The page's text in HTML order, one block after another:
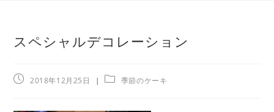
スペシャルデコレーション
2018年12月25日 季節のケーキ